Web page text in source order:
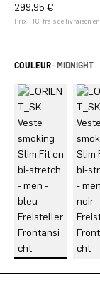
299,95 €
Prix TTC, frais de livraison
COULEUR -MIDNIGHT